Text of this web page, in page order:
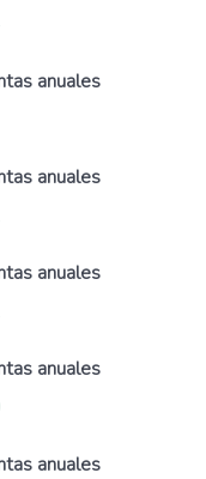
anuales
anuales
anuales
anuales
anuales